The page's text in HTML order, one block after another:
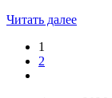
Читать далее
1
2